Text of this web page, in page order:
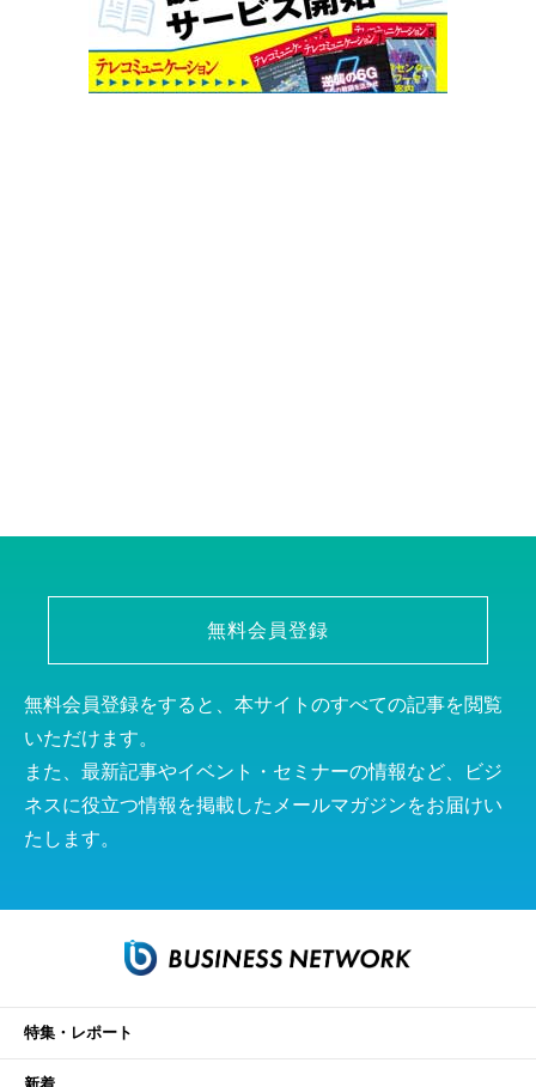
無料会員登録
無料会員登録をすると、本サイトのすべての記事を閲覧
いただけます。
また、最新記事やイベント・セミナーの情報など、ビジ
ネスに役立つ情報を掲載したメールマガジンをお届けい
たします。
特集・レポート